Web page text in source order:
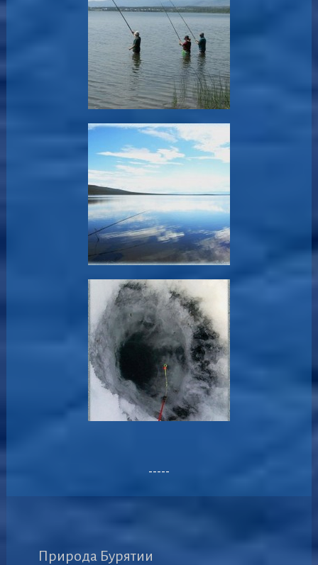
-----
Природа Бурятии